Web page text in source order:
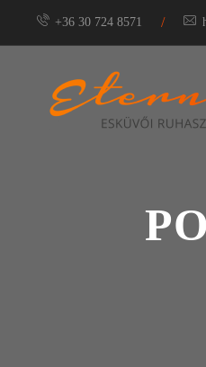
+36 30 724 8571 /